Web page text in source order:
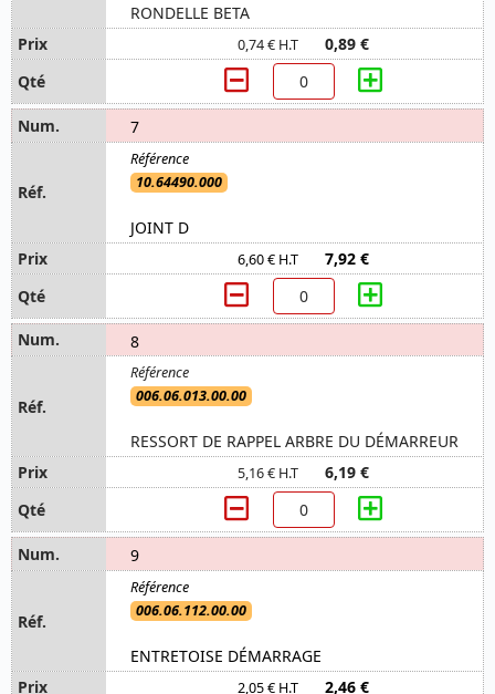
RONDELLE BETA
0,74 € H.T 0,89 €
7
10.64490.000
JOINT D
6,60 € H.T 7,92 €
8
006.06.013.00.00
RESSORT DE RAPPEL ARBRE DU DÉMARREUR
5,16 € H.T 6,19 €
9
006.06.112.00.00
ENTRETOISE DÉMARRAGE
2,05 € H.T 2,46 €